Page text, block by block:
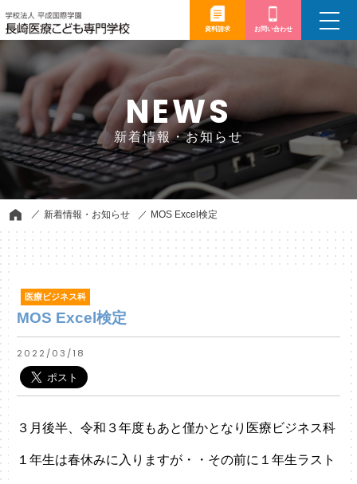
資料請求 お問い合わせ
toggle
NEWS
新着情報・お知らせ
新着情報・お知らせ MOS Excel検定
医療ビジネス科
MOS Excel検定
2022/03/18
３月後半、令和３年度もあと僅かとなり医療ビジネス科
１年生は春休みに入りますが・・その前に１年生ラスト